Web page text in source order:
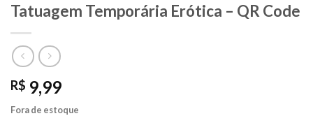
Tatuagem Temporária Erótica – QR Code
R$ 9,99
Fora de estoque